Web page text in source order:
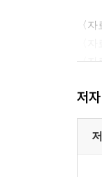
〈
〈자
〈자
III
저